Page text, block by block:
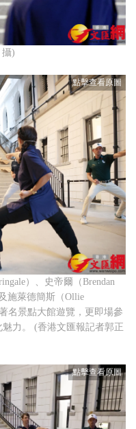
)
）、史帝爾（Brendan
施萊德簡斯（Ollie
名景點大館遊覽，更即場參
力。 (香港文匯報記者郭正